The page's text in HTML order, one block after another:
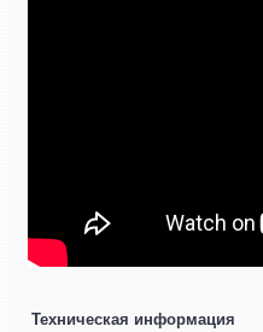
Техническая информация